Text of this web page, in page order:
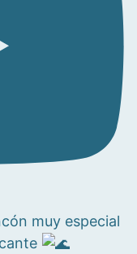
muy especial